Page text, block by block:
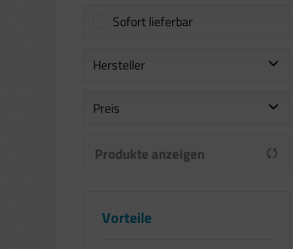
Sofort lieferbar
Hersteller
Brother
Preis
bis
Produkte anzeigen
Vorteile